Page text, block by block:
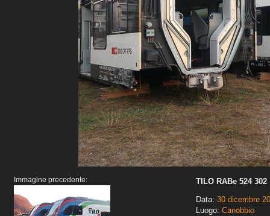
Immagine precedente:
TILO RABe 524 302
Data: 30 dicembre
Luogo: Canobbio